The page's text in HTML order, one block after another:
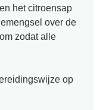
het citroensap
over de
zodat alle
op